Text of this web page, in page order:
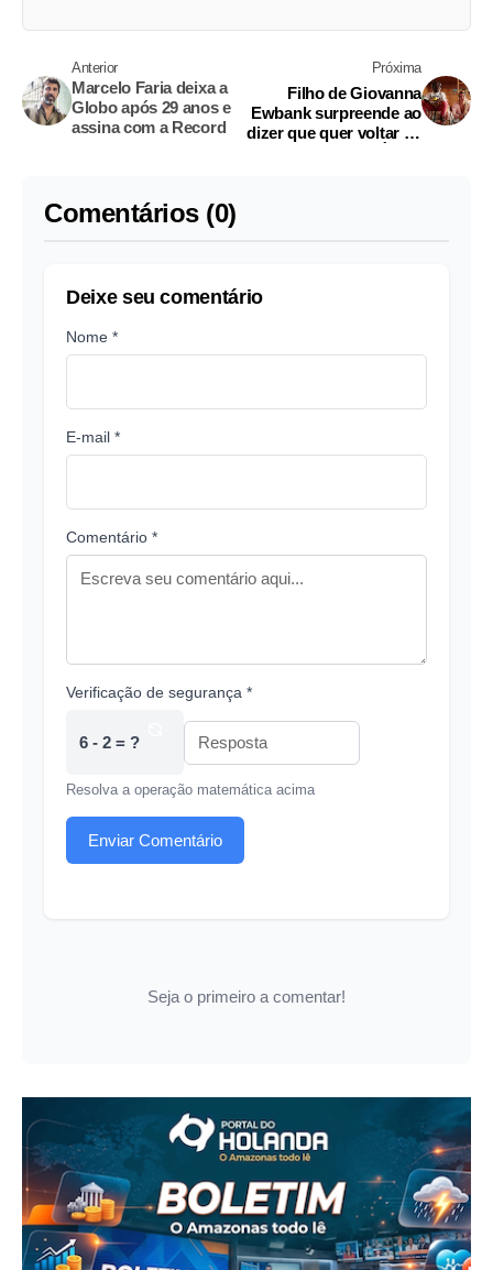
Anterior
Marcelo Faria deixa a
Globo após 29 anos e
assina com a Record
Próxima
Filho de Giovanna
Ewbank surpreende ao
dizer que quer voltar ao
Comentários (0)
Deixe seu comentário
Nome *
E-mail *
Comentário *
Verificação de segurança *
6 - 2 = ?
Resolva a operação matemática acima
Enviar Comentário
Seja o primeiro a comentar!